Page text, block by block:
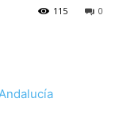
0
115